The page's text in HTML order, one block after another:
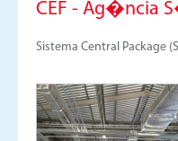
CEF - Ag�ncia
Sistema Central Package